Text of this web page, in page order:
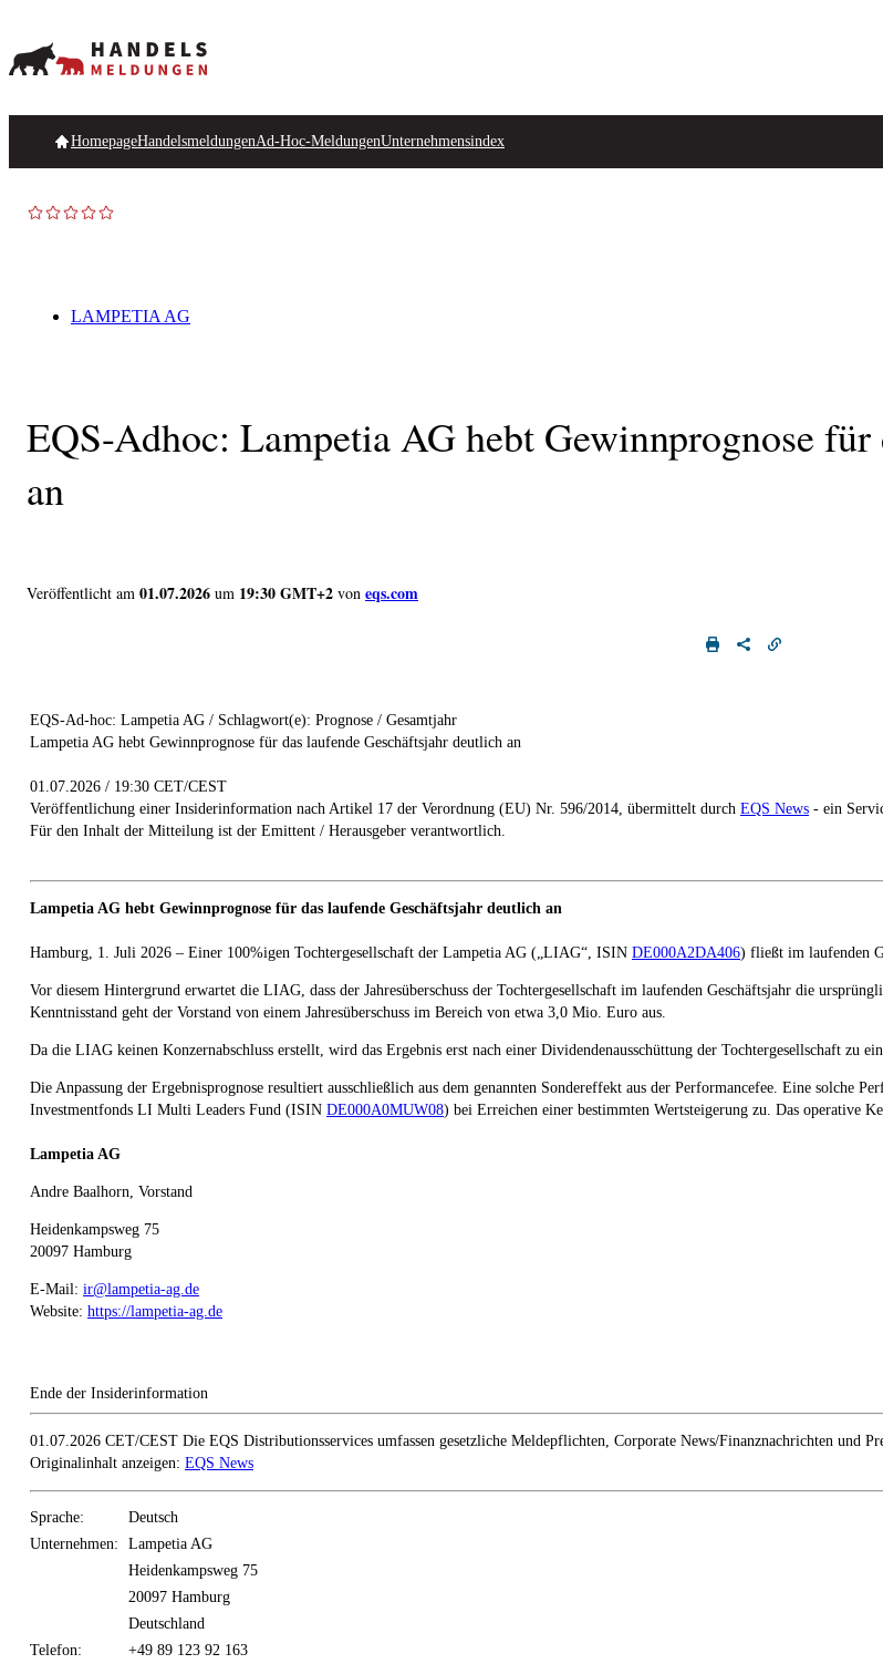
HomepageHandelsmeldungenAd-Hoc-MeldungenUnternehmensindex
LAMPETIA AG
EQS-Adhoc: Lampetia AG hebt Gewinnprognose
an
Veröffentlicht am 01.07.2026 um 19:30 GMT+2 von eqs.com
EQS-Ad-hoc: Lampetia AG / Schlagwort(e): Prognose / Gesamtjahr
Lampetia AG hebt Gewinnprognose für das laufende Geschäftsjahr deutlich an
01.07.2026 / 19:30 CET/CEST
Veröffentlichung einer Insiderinformation nach Artikel 17 der Verordnung (EU) Nr. 596/2014, übermittelt durch EQS News - ein
Für den Inhalt der Mitteilung ist der Emittent / Herausgeber verantwortlich.
Lampetia AG hebt Gewinnprognose für das laufende Geschäftsjahr deutlich an
Hamburg, 1. Juli 2026 – Einer 100%igen Tochtergesellschaft der Lampetia AG („LIAG“, ISIN DE000A2DA406) fließt im laufenden
Vor diesem Hintergrund erwartet die LIAG, dass der Jahresüberschuss der Tochtergesellschaft im laufenden Geschäftsjahr die
Kenntnisstand geht der Vorstand von einem Jahresüberschuss im Bereich von etwa 3,0 Mio. Euro aus.
Da die LIAG keinen Konzernabschluss erstellt, wird das Ergebnis erst nach einer Dividendenausschüttung der Tochtergesellschaft zu
Die Anpassung der Ergebnisprognose resultiert ausschließlich aus dem genannten Sondereffekt aus der Performancefee. Eine solche
Investmentfonds LI Multi Leaders Fund (ISIN DE000A0MUW08) bei Erreichen einer bestimmten Wertsteigerung zu. Das operative
Lampetia AG
Andre Baalhorn, Vorstand
Heidenkampsweg 75
20097 Hamburg
E-Mail: ir@lampetia-ag.de
Website: https://lampetia-ag.de
Ende der Insiderinformation
01.07.2026 CET/CEST Die EQS Distributionsservices umfassen gesetzliche Meldepflichten, Corporate News/Finanznachrichten und
Originalinhalt anzeigen: EQS News
Sprache:
Deutsch
Unternehmen:
Lampetia AG
Heidenkampsweg 75
20097 Hamburg
Deutschland
Telefon:
+49 89 123 92 163